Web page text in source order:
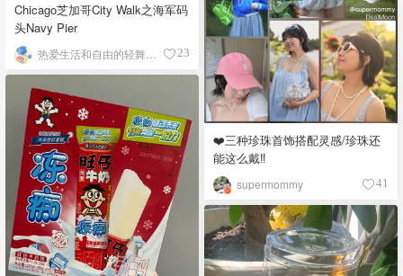
❤️三种珍珠首饰搭配灵感/珍珠还
能这么戴‼️
supermommy 41
Chicago芝加哥City Walk之海军码
头Navy Pier
23